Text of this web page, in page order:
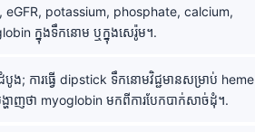
eGFR, potassium, phosphate, calcium,
ក្នុងទឹកនោម ឬក្នុងសេរ៉ូម។.
ការធ្វើ dipstick ទឹកនោមវិជ្ជមានសម្រាប់ heme
ថា myoglobin មកពីការបែកបាក់សាច់ដុំ។.